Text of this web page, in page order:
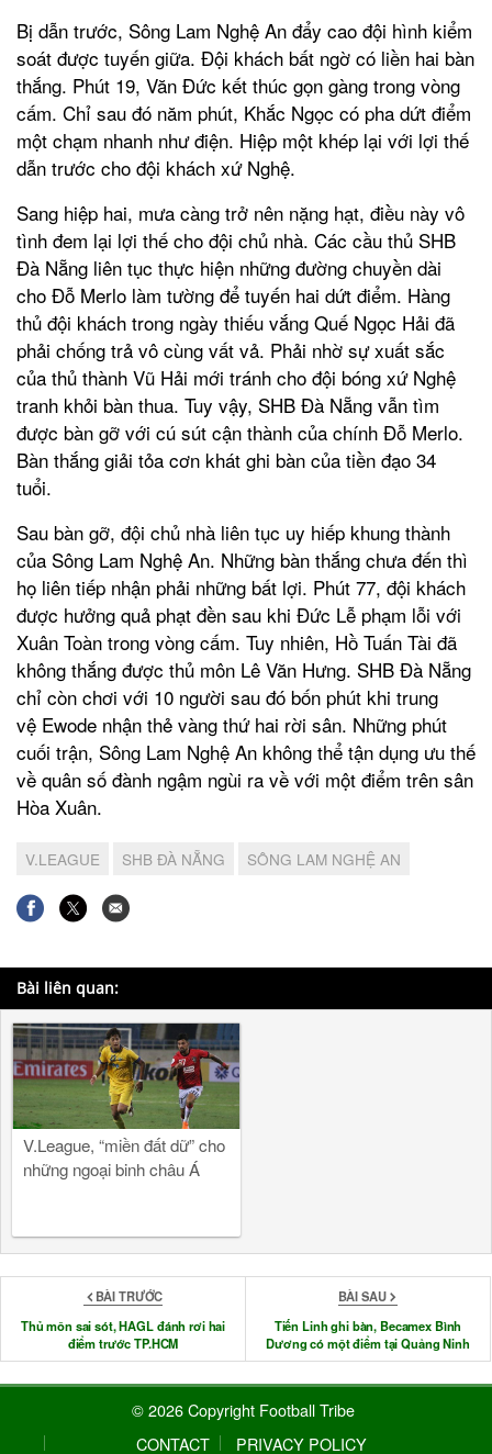
Bị dẫn trước, Sông Lam Nghệ An đẩy cao đội hình kiểm
soát được tuyến giữa. Đội khách bất ngờ có liền hai bàn
thắng. Phút 19, Văn Đức kết thúc gọn gàng trong vòng
cấm. Chỉ sau đó năm phút, Khắc Ngọc có pha dứt điểm
một chạm nhanh như điện. Hiệp một khép lại với lợi thế
dẫn trước cho đội khách xứ Nghệ.
Sang hiệp hai, mưa càng trở nên nặng hạt, điều này vô
tình đem lại lợi thế cho đội chủ nhà. Các cầu thủ SHB
Đà Nẵng liên tục thực hiện những đường chuyền dài
cho Đỗ Merlo làm tường để tuyến hai dứt điểm. Hàng
thủ đội khách trong ngày thiếu vắng Quế Ngọc Hải đã
phải chống trả vô cùng vất vả. Phải nhờ sự xuất sắc
của thủ thành Vũ Hải mới tránh cho đội bóng xứ Nghệ
tranh khỏi bàn thua. Tuy vậy, SHB Đà Nẵng vẫn tìm
được bàn gỡ với cú sút cận thành của chính Đỗ Merlo.
Bàn thắng giải tỏa cơn khát ghi bàn của tiền đạo 34
tuổi.
Sau bàn gỡ, đội chủ nhà liên tục uy hiếp khung thành
của Sông Lam Nghệ An. Những bàn thắng chưa đến thì
họ liên tiếp nhận phải những bất lợi. Phút 77, đội khách
được hưởng quả phạt đền sau khi Đức Lễ phạm lỗi với
Xuân Toàn trong vòng cấm. Tuy nhiên, Hồ Tuấn Tài đã
không thắng được thủ môn Lê Văn Hưng. SHB Đà Nẵng
chỉ còn chơi với 10 người sau đó bốn phút khi trung
vệ Ewode nhận thẻ vàng thứ hai rời sân. Những phút
cuối trận, Sông Lam Nghệ An không thể tận dụng ưu thế
về quân số đành ngậm ngùi ra về với một điểm trên sân
Hòa Xuân.
V.LEAGUE SHB ĐÀ NẴNG SÔNG LAM NGHỆ AN
Bài liên quan:
V.League, “miền đất dữ” cho
những ngoại binh châu Á
BÀI TRƯỚC
Thủ môn sai sót, HAGL đánh rơi hai
điểm trước TP.HCM
BÀI SAU
Tiến Linh ghi bàn, Becamex Bình
Dương có một điểm tại Quảng Ninh
© 2026 Copyright Football Tribe
CONTACT
PRIVACY POLICY